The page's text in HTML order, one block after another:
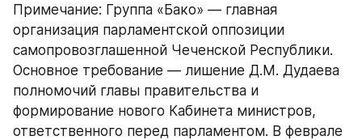
Примечание: Группа «Бако» — главная
организация парламентской оппозиции
самопровозглашенной Чеченской Республики.
Основное требование — лишение Д.М. Дудаева
полномочий главы правительства и
формирование нового Кабинета министров,
ответственного перед парламентом. В феврале